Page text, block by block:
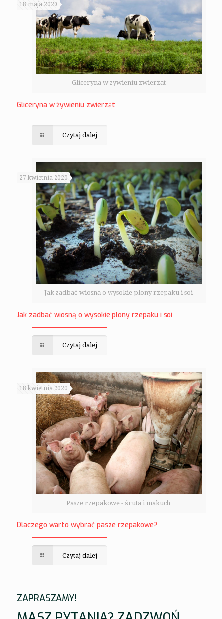
Gliceryna w żywieniu zwierząt
18 maja 2020
Gliceryna w żywieniu zwierząt
Czytaj dalej
Jak zadbać wiosną o wysokie plony rzepaku i soi
27 kwietnia 2020
Jak zadbać wiosną o wysokie plony rzepaku i soi
Czytaj dalej
Pasze rzepakowe - śruta i makuch
18 kwietnia 2020
Dlaczego warto wybrać pasze rzepakowe?
Czytaj dalej
ZAPRASZAMY!